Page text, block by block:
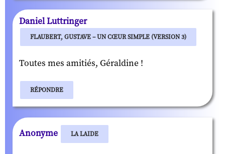
Daniel Luttringer
FLAUBERT, GUSTAVE – UN CŒUR SIMPLE (VERSION 3)
Toutes mes amitiés, Géraldine !
RÉPONDRE
Anonyme LA LAIDE